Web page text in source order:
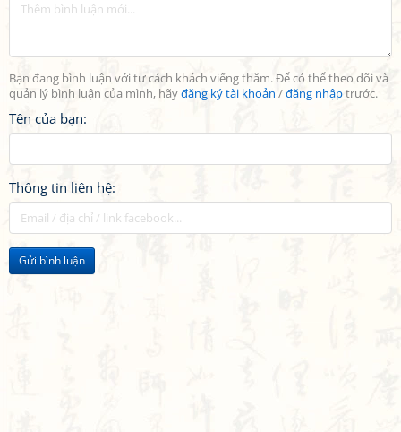
Bạn đang bình luận với tư cách khách viếng thăm. Để có thể theo dõi và
quản lý bình luận của mình, hãyđăng ký tài khoản /đăng nhậptrước.
Tên của bạn:
Thông tin liên hệ:
Gửi bình luận